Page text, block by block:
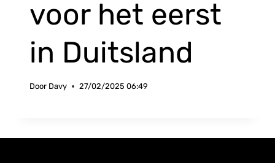
voor het eerst
in Duitsland
Door Davy 27/02/2025 06:49